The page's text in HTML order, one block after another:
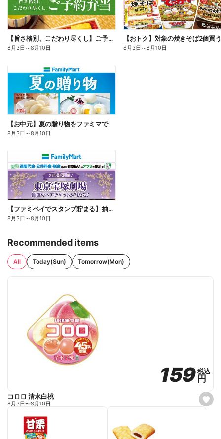
【旨さ格別、こだわり尽くし】ご予約弁当
8月3日 ～8月10日 8月3日 ～8月10日
【お中元】夏の贈り物をファミマで
8月3日 ～8月10日
【ファミペイでスタンプ貯まる】抽選でペアチケットが当たる!
8月3日 ～8月10日
Recommended items
All Today(Sun) Tomorrow(Mon)
s
e
159
159税込
税込
円
円
コロロ 清水白桃
8月3日〜8月10日